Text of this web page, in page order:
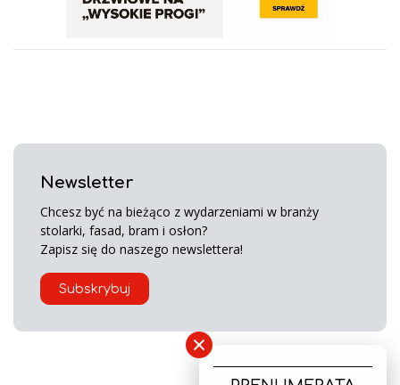
Newsletter
Chcesz być na bieżąco z wydarzeniami w branży
stolarki, fasad, bram i osłon?
Zapisz się do naszego newslettera!
Subskrybuj
×